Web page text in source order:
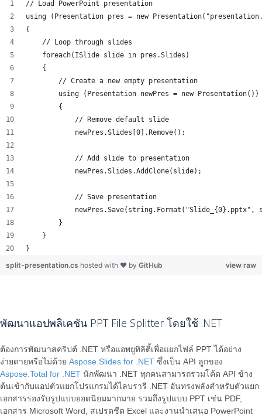
// Load PowerPoint presentation
using (Presentation pres = new
{
    // Loop through slides
    foreach(ISlide slide in pres.Slides)
    {
        // Create a new empty presentation
        using (Presentation newPres = new Presentation())
        {
            // Remove default slide
            newPres.Slides[0].Remove();
            // Add slide to presentation
            newPres.Slides.AddClone(slide);
            // Save presentation
newPres.Save(string.Format("Slide_{0}.pptx",
        }
    }
}
view raw
split-presentation.cs hosted with ❤ by GitHub
พัฒนาแอปพลิเคชัน PPT File Splitter โดยใช้ .NET
ต้องการพัฒนาสคริปต์ .NET หรือแอพยูทิลิตี้เพื่อแยกไฟล์ PPT ได้อย่าง
ง่ายดายหรือไม่ด้วย Aspose.Slides for .NET ซึ่งเป็น API ลูกของ
Aspose.Total for .NET นักพัฒนา .NET ทุกคนสามารถรวมโค้ด API ข้าง
ต้นเข้ากับแอปตัวแยกโปรแกรมได้ไลบรารี .NET อันทรงพลังสำหรับตัวแยก
เอกสารรองรับรูปแบบยอดนิยมมากมาย รวมถึงรูปแบบ PPT เช่น PDF,
เอกสาร Microsoft Word, สเปรดชีต Excel และงานนำเสนอ PowerPoint